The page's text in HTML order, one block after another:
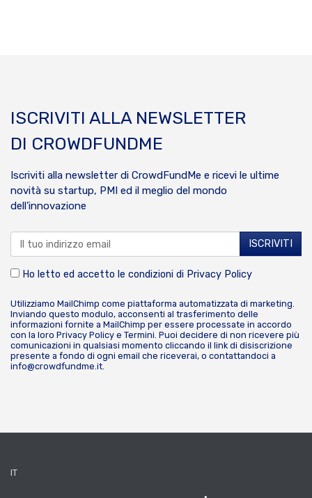
ISCRIVITI ALLA NEWSLETTER
DI CROWDFUNDME
Iscriviti alla newsletter di CrowdFundMe e ricevi le ultime
novità su startup, PMI ed il meglio del mondo
dell’innovazione
Ho letto ed accetto le condizioni di Privacy Policy
Utilizziamo MailChimp come piattaforma automatizzata di marketing.
Inviando questo modulo, acconsenti al trasferimento delle
informazioni fornite a MailChimp per essere processate in accordo
con la loro Privacy Policy e Termini. Puoi decidere di non ricevere più
comunicazioni in qualsiasi momento cliccando il link di disiscrizione
presente a fondo di ogni email che riceverai, o contattandoci a
info@crowdfundme.it.
IT